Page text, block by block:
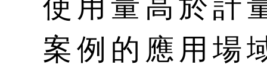
使用量高於計
案例的應用場